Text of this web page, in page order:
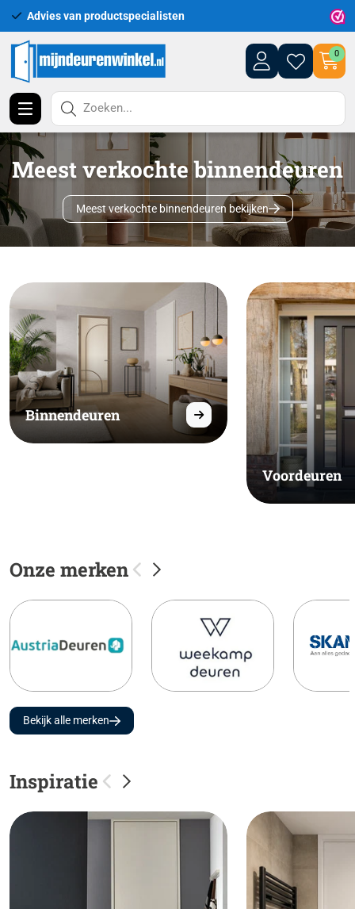
Uitgebreid assortiment uit voorraad leverbaar
0
Zoeken...
Meest verkochte binnendeuren
Meest verkochte binnendeuren bekijken
Binnendeuren
Voordeuren
Onze merken
Bekijk alle merken
Inspiratie